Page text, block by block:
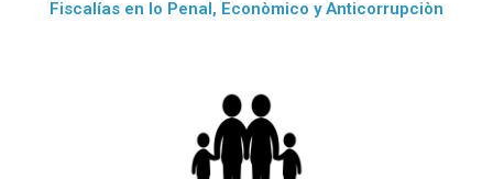
Fiscalías en lo Penal, Econòmico y Anticorrupciòn